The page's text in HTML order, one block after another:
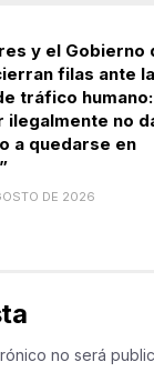
y el Gobierno
filas ante
tráfico humano:
ilegalmente no
a quedarse en
DE 2026
no será